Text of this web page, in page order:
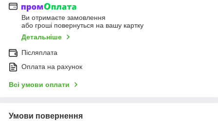
Ви отримаєте замовлення
або гроші повернуться на вашу картку
Детальніше
Післяплата
Оплата на рахунок
Всі умови оплати
Умови повернення